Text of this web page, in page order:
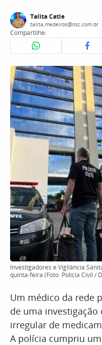
Talita Catie
talita.medeiros@nsc.com.br
Compartilhe:
Investigadores e Vigilância
quinta-feira (Foto: Polícia Civil /
Um médico da rede
de uma investigação
irregular de
A polícia cumpriu